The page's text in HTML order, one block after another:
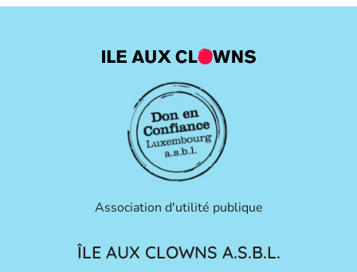
Association d'utilité publique
ÎLE AUX CLOWNS A.S.B.L.